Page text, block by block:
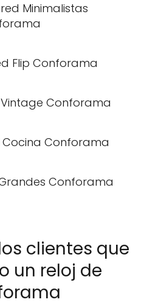
Minimalistas
Flip Conforama
Conforama
Conforama
Conforama
clientes que
un reloj de